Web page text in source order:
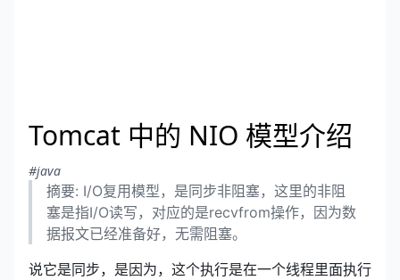
Tomcat 中的 NIO 模型介绍
#java
摘要: I/O复用模型，是同步非阻塞，这里的非阻
塞是指I/O读写，对应的是recvfrom操作，因为数
据报文已经准备好，无需阻塞。
说它是同步，是因为，这个执行是在一个线程里面执行